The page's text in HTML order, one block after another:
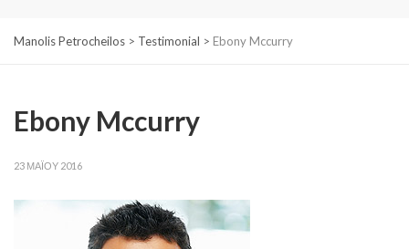
Manolis Petrocheilos > Testimonial > Ebony Mccurry
Ebony Mccurry
23 ΜΑΪ́ΟΥ 2016